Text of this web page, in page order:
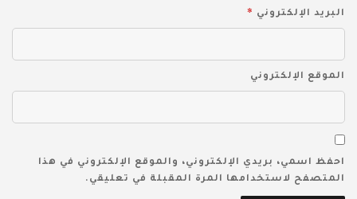
البريد الإلكتروني *
الموقع الإلكتروني
احفظ اسمي، بريدي الإلكتروني، والموقع الإلكتروني في هذا
المتصفح لاستخدامها المرة المقبلة في تعليقي.